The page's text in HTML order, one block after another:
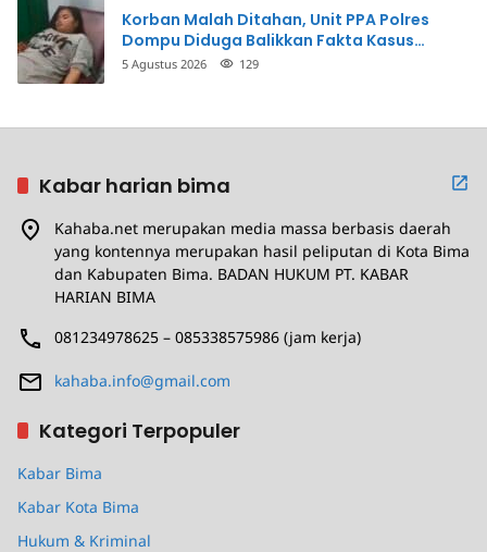
Korban Malah Ditahan, Unit PPA Polres
Dompu Diduga Balikkan Fakta Kasus
Penganiayaan
5 Agustus 2026 129
Kabar harian bima
Kahaba.net merupakan media massa berbasis daerah
yang kontennya merupakan hasil peliputan di Kota Bima
dan Kabupaten Bima. BADAN HUKUM PT. KABAR
HARIAN BIMA
081234978625 – 085338575986 (jam kerja)
kahaba.info@gmail.com
Kategori Terpopuler
Kabar Bima
Kabar Kota Bima
Hukum & Kriminal